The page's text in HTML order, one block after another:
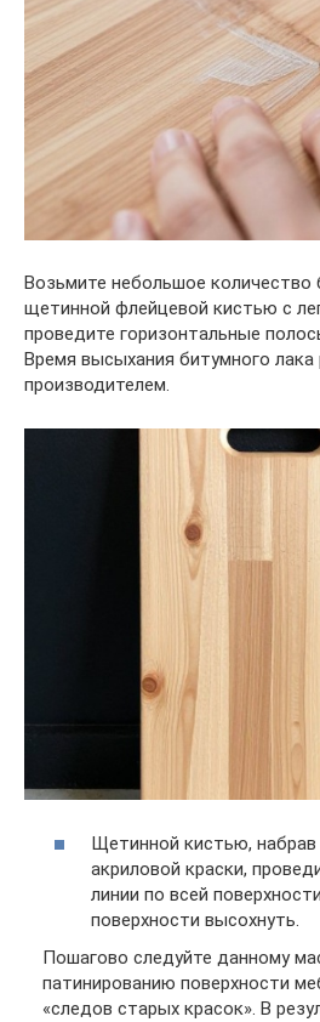
Возьмите небольшое количество
щетинной флейцевой кистью с
проведите горизонтальные
Время высыхания битумного
производителем.
Щетинной кистью, набрав
акриловой краски,
линии по всей
поверхности высохнуть.
Пошагово следуйте данному
патинированию поверхности
«следов старых красок». В